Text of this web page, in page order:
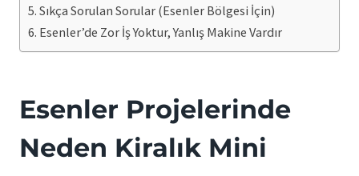
Sıkça Sorulan Sorular (Esenler Bölgesi İçin)
Esenler’de Zor İş Yoktur, Yanlış Makine Vardır
Esenler Projelerinde
Neden Kiralık Mini